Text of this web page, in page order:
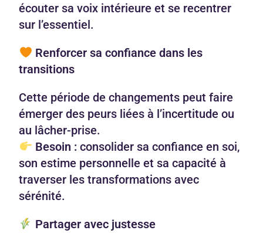
écouter sa voix intérieure et se recentrer
sur l’essentiel.
Renforcer sa confiance dans les
transitions
Cette période de changements peut faire
émerger des peurs liées à l’incertitude ou
au lâcher-prise.
Besoin : consolider sa confiance en soi,
son estime personnelle et sa capacité à
traverser les transformations avec
sérénité.
Partager avec justesse